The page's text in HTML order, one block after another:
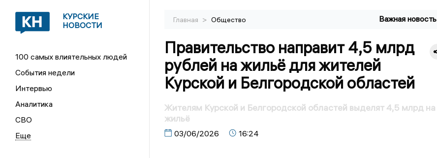
КУРСКИЕ
НОВОСТИ
100 самых влиятельных людей
События недели
Интервью
Аналитика
СВО
Главная > Общество Важная новость
Правительство направит 4,5 млрд
рублей на жильё для жителей
Курской и Белгородской областей
Жителям Курской и Белгородской областей выделят 4,5 млрд на
жильё
03/06/2026 16:24